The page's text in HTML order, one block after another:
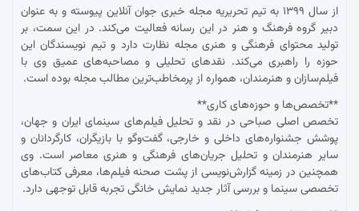
از سال ۱۳۹۹ به تیم تحریریه مجله خبری جوان آنلاین پیوسته و به عنوان
دبیر گروه فرهنگ و هنر در این رسانه فعالیت می‌کند. در این سمت، بر
تولید محتوای فرهنگی و هنری مجله نظارت دارد و تیم نویسندگان این
حوزه را راهبری می‌کند. نقدهای تحلیلی و مصاحبه‌های عمیق وی با
فیلم‌سازان و هنرمندان، همواره از پرمخاطب‌ترین مطالب مجله بوده است.
**تخصص‌ها و حوزه‌های کاری**
تخصص اصلی صباحی در نقد و تحلیل فیلم‌های سینمای ایران و جهان،
پوشش جشنواره‌های داخلی و خارجی، گفت‌وگو با بازیگران، کارگردانان و
سایر هنرمندان و تحلیل جریان‌های فرهنگی و هنری معاصر است. وی
همچنین در زمینه گزارش‌نویسی از پشت صحنه فیلم‌ها، معرفی کتاب‌های
تخصصی سینما و بررسی آثار جدید نمایش خانگی تجربه قابل توجهی دارد.